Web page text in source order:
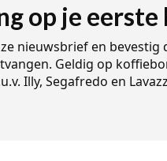
op je
nieuwsbrief en bevestig
Geldig op
Illy, Segafredo en